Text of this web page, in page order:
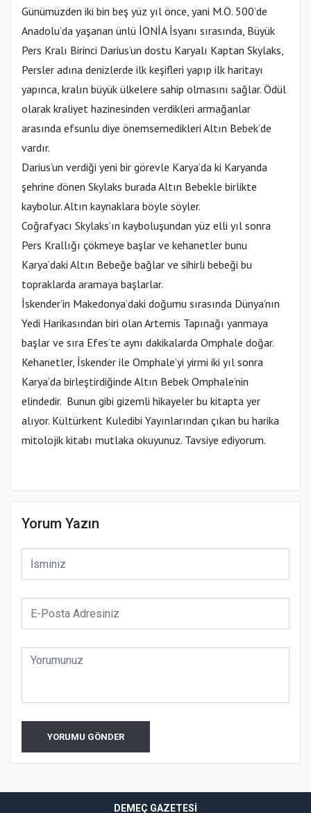
Günümüzden iki bin beş yüz yıl önce, yani M.Ö. 500’de
Anadolu’da yaşanan ünlü İONİA İsyanı sırasında, Büyük
Pers Kralı Birinci Darius’un dostu Karyalı Kaptan Skylaks,
Persler adına denizlerde ilk keşifleri yapıp ilk haritayı
yapınca, kralın büyük ülkelere sahip olmasını sağlar. Ödül
olarak kraliyet hazinesinden verdikleri armağanlar
arasında efsunlu diye önemsemedikleri Altın Bebek’de
vardır.
Darius’un verdiği yeni bir görevle Karya’da ki Karyanda
şehrine dönen Skylaks burada Altın Bebekle birlikte
kaybolur. Altın kaynaklara böyle söyler.
Coğrafyacı Skylaks’ın kayboluşundan yüz elli yıl sonra
Pers Krallığı çökmeye başlar ve kehanetler bunu
Karya’daki Altın Bebeğe bağlar ve sihirli bebeği bu
topraklarda aramaya başlarlar.
İskender’in Makedonya’daki doğumu sırasında Dünya’nın
Yedi Harikasından biri olan Artemis Tapınağı yanmaya
başlar ve sıra Efes’te aynı dakikalarda Omphale doğar.
Kehanetler, İskender ile Omphale’yi yirmi iki yıl sonra
Karya’da birleştirdiğinde Altın Bebek Omphale’nin
elindedir. Bunun gibi gizemli hikayeler bu kitapta yer
alıyor. Kültürkent Kuledibi Yayınlarından çıkan bu harika
mitolojik kitabı mutlaka okuyunuz. Tavsiye ediyorum.
Yorum Yazın
YORUMU GÖNDER
DEMEÇ GAZETESI